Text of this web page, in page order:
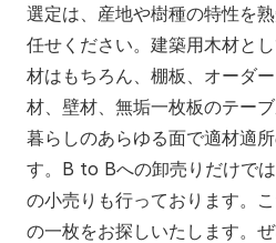
選定は、産地や樹種の特性を
任せください。建築用木材と
材はもちろん、棚板、オーダ
材、壁材、無垢一枚板のテー
暮らしのあらゆる面で適材適
す。B to Bへの卸売りだけで
の小売りも行っております。
の一枚をお探しいたします。